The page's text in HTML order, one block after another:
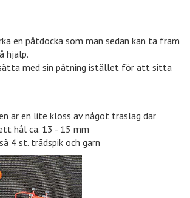
en påtdocka som man sedan kan ta fram
hjälp.
med sin påtning istället för att sitta
är en lite kloss av något träslag där
hål ca. 13 - 15 mm
4 st. trådspik och garn